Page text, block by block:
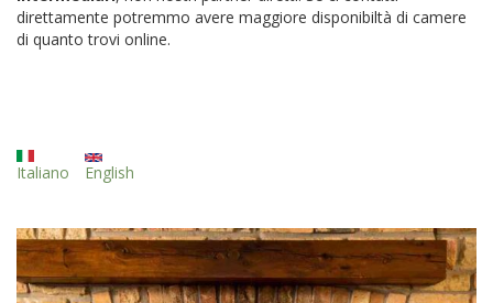
direttamente potremmo avere maggiore disponibiltà di camere
di quanto trovi online.
Italiano English